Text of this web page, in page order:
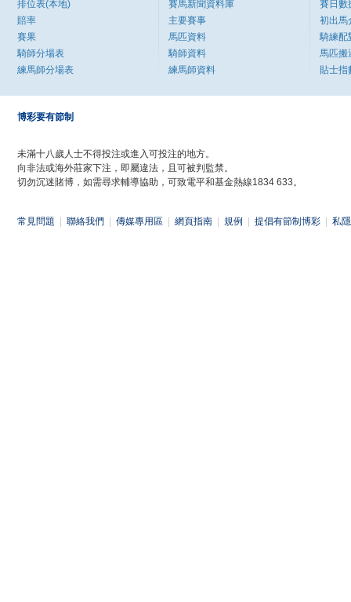
排位表(本地)
賠率
賽果
騎師分場表
練馬師分場表
賽馬新聞資料庫
主要賽事
馬匹資料
騎師資料
練馬師資料
賽日數
初出馬
騎練配
馬匹搬
貼士指
博彩要有節制
未滿十八歲人士不得投注或進入可投注的地方。
向非法或海外莊家下注，即屬違法，且可被判監禁。
切勿沉迷賭博，如需尋求輔導協助，可致電平和基金熱線1834 633。
常見問題 聯絡我們 傳媒專用區 網頁指南 規例 提倡有節制博彩 私